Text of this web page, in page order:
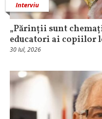
Interviu
„Părinții sunt
educatori ai copiilor
30 Iul, 2026